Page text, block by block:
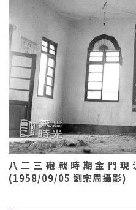
八二三砲戰時期金門
(1958/09/05 劉宗周攝影)